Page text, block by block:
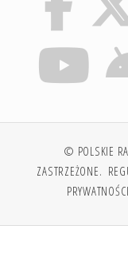
© POLSKIE
ZASTRZEŻONE.
PRYWATNOŚCI